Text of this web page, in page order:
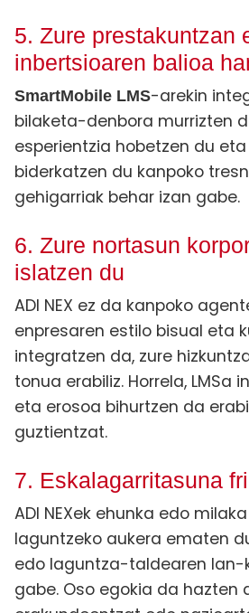
5. Zure prestakuntzan
inbertsioaren balioa
SmartMobile LMS-arekin
bilaketa-denbora murrizten
esperientzia hobetzen du
biderkatzen du kanpoko
gehigarriak behar izan gabe.
6. Zure nortasun
islatzen du
ADI NEX ez da kanpoko
enpresaren estilo bisual eta
integratzen da, zure
tonua erabiliz. Horrela, LMSa
eta erosoa bihurtzen da
guztientzat.
7. Eskalagarritasuna
ADI NEXek ehunka edo
laguntzeko aukera ematen
edo laguntza-taldearen lan-
gabe. Oso egokia da hazten